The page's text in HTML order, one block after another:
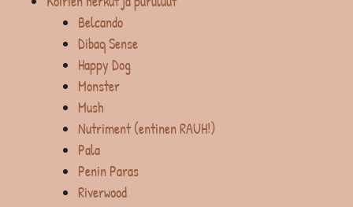
Belcando
Dibaq Sense
Happy Dog
Monster
Mush
Nutriment (entinen RAUH!)
Pala
Penin Paras
Riverwood